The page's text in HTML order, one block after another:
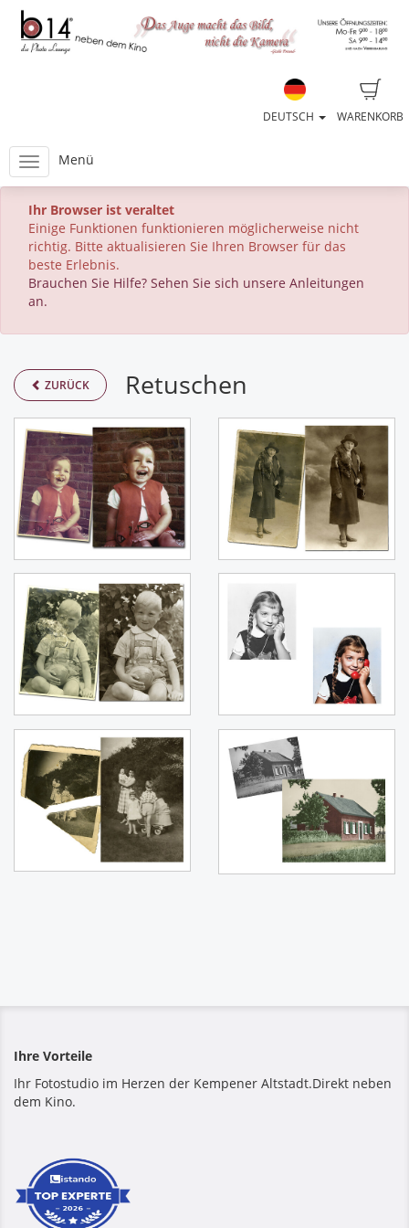
WARENKORB
DEUTSCH
Menü
Ihr Browser ist veraltet
Einige Funktionen funktionieren möglicherweise nicht
richtig. Bitte aktualisieren Sie Ihren Browser für das
beste Erlebnis.
Brauchen Sie Hilfe? Sehen Sie sich unsere Anleitungen
an.
ZURÜCK Retuschen
Ihre Vorteile
Ihr Fotostudio im Herzen der Kempener Altstadt.Direkt neben
dem Kino.